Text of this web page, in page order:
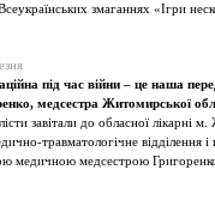
змаганнях «Ігри
під час війни – це наша
медсестра Житомирської
завітали до обласної лікарні
травматологічне відділення і
медичною медсестрою